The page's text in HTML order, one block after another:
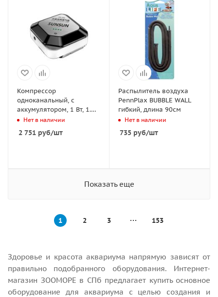
Компрессор
одноканальный, с
аккумулятором, 1 Вт, 1.5
л/мин
Нет в наличии
2 751 руб/шт
Распылитель воздуха
PennPlax BUBBLE WALL
гибкий, длина 90см
Нет в наличии
735руб/шт
Показать еще
1 2 3 153
Здоровье и красота аквариума напрямую зависят от
правильно подобранного оборудования. Интернет-
магазин ЗООМОРЕ в СПб предлагает купить основное
оборудование для аквариума с целью создания и